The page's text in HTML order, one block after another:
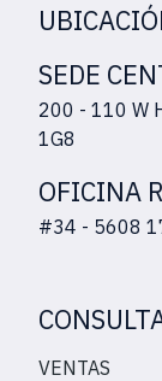
SEDE
200 - 110 W
1G8
OFICINA
#34 - 5608
VENTAS